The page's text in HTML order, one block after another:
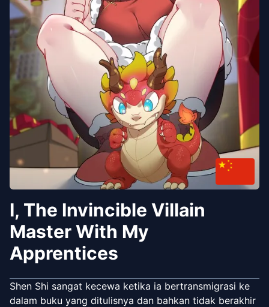
I, The Invincible Villain
Master With My
Apprentices
Shen Shi sangat kecewa ketika ia bertransmigrasi ke
dalam buku yang ditulisnya dan bahkan tidak berakhir